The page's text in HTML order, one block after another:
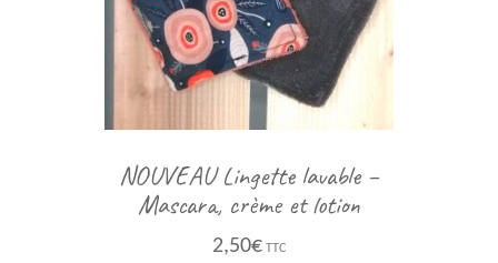
NOUVEAU Lingette lavable –
Mascara, crème et lotion
2,50€ TTC